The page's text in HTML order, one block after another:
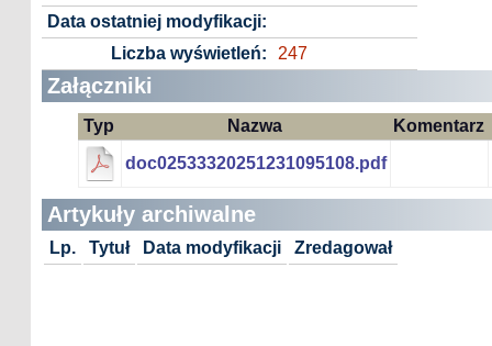
Data ostatniej modyfikacji:
Liczba wyświetleń:
247
Załączniki
Typ Nazwa
Komentarz
doc02533320251231095108.pdf
Artykuły archiwalne
Lp. Tytuł Data modyfikacji Zredagował